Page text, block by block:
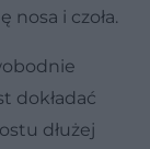
nosa i czoła.
dokładać
dłużej